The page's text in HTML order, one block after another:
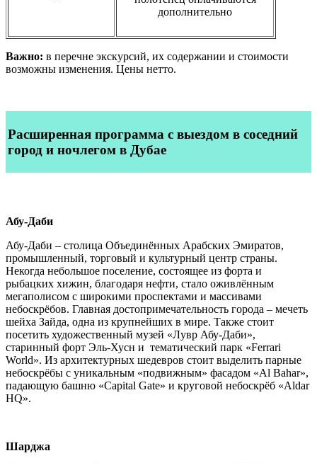
дополнительно
Важно: в перечне экскурсий, их содержании и стоимости
возможны изменения. Цены нетто.
Расширенная программа с выездом в соседний
город и ночлегом в Дубае
Абу-Даби
Абу-Даби – столица Объединённых Арабских Эмиратов,
промышленный, торговый и культурный центр страны.
Некогда небольшое поселение, состоящее из форта и
рыбацких хижин, благодаря нефти, стало оживлённым
мегаполисом с широкими проспектами и массивами
небоскрёбов. Главная достопримечательность города – мечеть
шейха Зайда, одна из крупнейших в мире. Также стоит
посетить художественный музей «Лувр Абу-Даби»,
старинный форт Эль-Хусн и тематический парк «Ferrari
World». Из архитектурных шедевров стоит выделить парные
небоскрёбы с уникальным «подвижным» фасадом «Al Bahar»,
падающую башню «Capital Gate» и круговой небоскрёб «Aldar
HQ».
Шарджа